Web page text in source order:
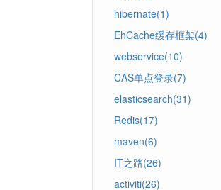
hibernate(1)
EhCache缓存框架(4)
webservice(10)
CAS单点登录(7)
elasticsearch(31)
Redis(17)
maven(6)
IT之路(26)
activiti(26)